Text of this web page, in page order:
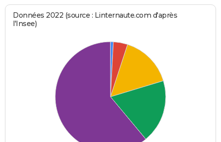
Données 2022 (source : Linternaute.com d'après
l'Insee)